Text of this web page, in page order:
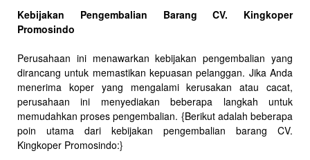
Kebijakan Pengembalian Barang CV. Kingkoper
Promosindo
Perusahaan ini menawarkan kebijakan pengembalian yang
dirancang untuk memastikan kepuasan pelanggan. Jika Anda
menerima koper yang mengalami kerusakan atau cacat,
perusahaan ini menyediakan beberapa langkah untuk
memudahkan proses pengembalian. {Berikut adalah beberapa
poin utama dari kebijakan pengembalian barang CV.
Kingkoper Promosindo:}